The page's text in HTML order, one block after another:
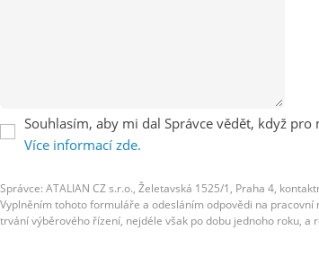
Souhlasím, aby mi dal Správce vědět, když
Více informací zde.
Správce: ATALIAN CZ s.r.o., Želetavská 1525/1, Praha 4,
Vyplněním tohoto formuláře a odesláním odpovědi na
trvání výběrového řízení, nejdéle však po dobu jednoho roku, a